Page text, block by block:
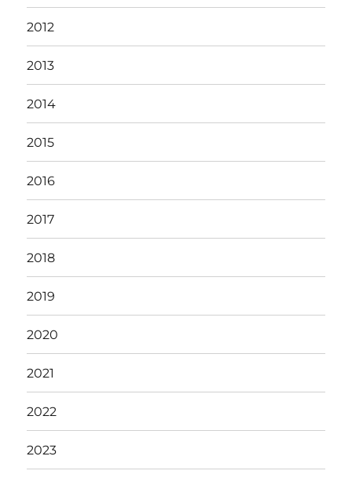
2012
2013
2014
2015
2016
2017
2018
2019
2020
2021
2022
2023